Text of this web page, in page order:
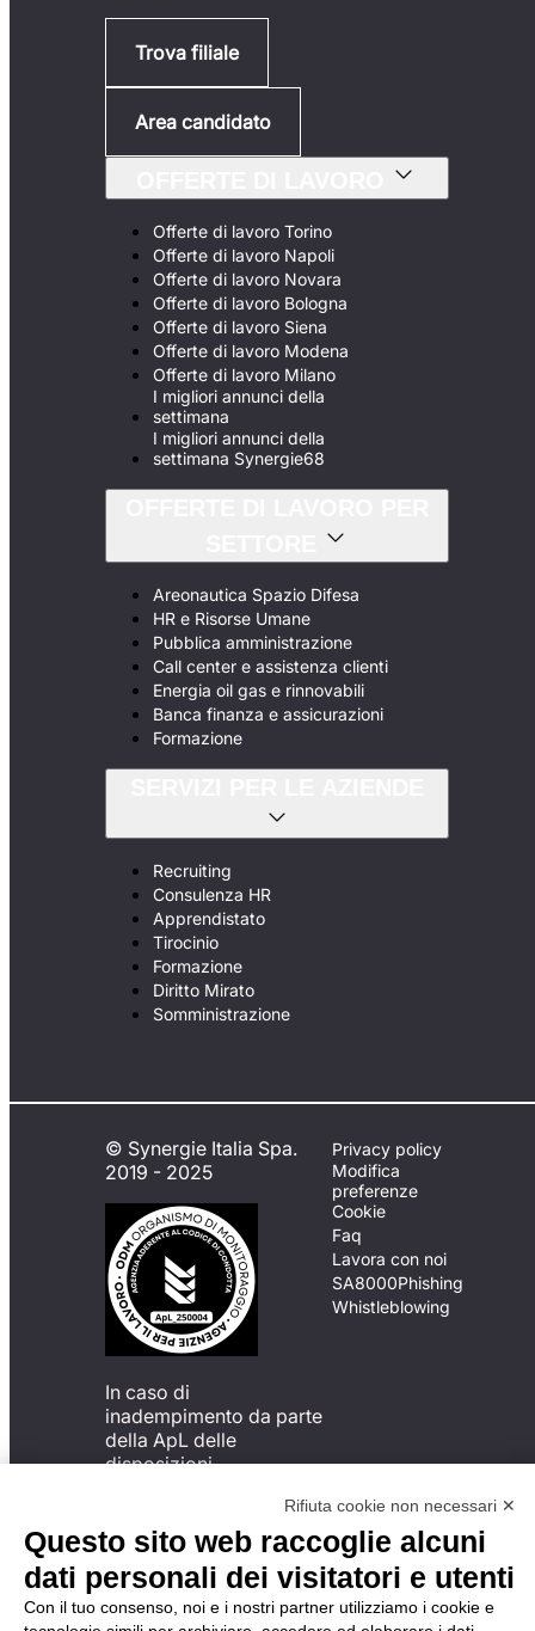
Trova filiale
Area candidato
Offerte di lavoro Torino
Offerte di lavoro Napoli
Offerte di lavoro Novara
Offerte di lavoro Bologna
Offerte di lavoro Siena
Offerte di lavoro Modena
Offerte di lavoro Milano
I migliori annunci della
settimana
I migliori annunci della
settimana Synergie68
Areonautica Spazio Difesa
HR e Risorse Umane
Pubblica amministrazione
Call center e assistenza clienti
Energia oil gas e rinnovabili
Banca finanza e assicurazioni
Formazione
Recruiting
Consulenza HR
Apprendistato
Tirocinio
Formazione
Diritto Mirato
Somministrazione
© Synergie Italia Spa.
2019 - 2025
In caso di
inadempimento da parte
della ApL delle
disposizioni
possibile presentare un
reclamo
all’Organismo di
Monitoraggio utilizzando
una delle modalità
Privacy policy
Modifica
preferenze
Cookie
Faq
Lavora con noi
SA8000Phishing
Whistleblowing
Rifiuta cookie non necessari ✕
Questo sito web raccoglie alcuni
dati personali dei visitatori e utenti
Con il tuo consenso, noi e i nostri partner utilizziamo i cookie e